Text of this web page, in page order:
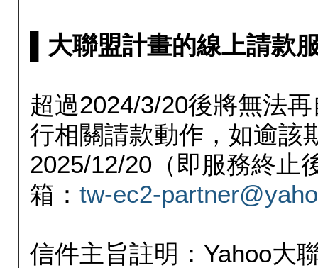
▌大聯盟計畫的線上請款
超過2024/3/20後將無法
行相關請款動作，如逾該
2025/12/20（即服務終止
箱： tw-ec2-
信件主旨註明：Yahoo大